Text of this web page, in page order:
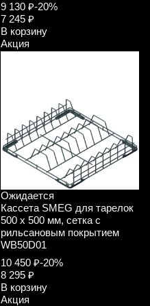
9 130 ₽-20%
7 245 ₽
В корзину
Акция
Ожидается
Кассета SMEG для тарелок
500 х 500 мм, сетка с
рильсановым покрытием
WB50D01
10 450 ₽-20%
8 295 ₽
В корзину
Акция